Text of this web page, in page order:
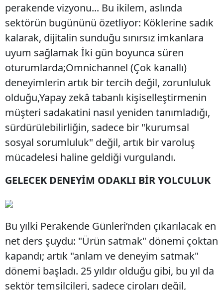
perakende vizyonu... Bu ikilem, aslında
sektörün bugününü özetliyor: Köklerine sadık
kalarak, dijitalin sunduğu sınırsız imkanlara
uyum sağlamak ​İki gün boyunca süren
oturumlarda;​Omnichannel (Çok kanallı)
deneyimlerin artık bir tercih değil, zorunluluk
olduğu,​Yapay zekâ tabanlı kişiselleştirmenin
müşteri sadakatini nasıl yeniden tanımladığı,​
sürdürülebilirliğin, sadece bir "kurumsal
sosyal sorumluluk" değil, artık bir varoluş
mücadelesi haline geldiği vurgulandı.
GELECEK DENEYİM ODAKLI BİR YOLCULUK
​Bu yılki Perakende Günleri’nden çıkarılacak en
net ders şuydu: "Ürün satmak" dönemi çoktan
kapandı; artık "anlam ve deneyim satmak"
dönemi başladı. 25 yıldır olduğu gibi, bu yıl da
sektör temsilcileri, sadece ciroları değil,